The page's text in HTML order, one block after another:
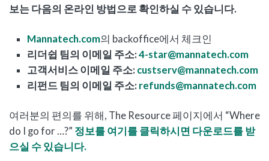
보는 다음의 온라인 방법으로 확인하실 수 있습니다.
Mannatech.com의 backoffice에서 체크인
리더쉽 팀의 이메일 주소: 4-star@mannatech.com
고객서비스 이메일 주소: custserv@mannatech.com
리펀드 팀의 이메일 주소: refunds@mannatech.com
여러분의 편의를 위해, The Resource 페이지에서 “Where
do I go for …?” 정보를 여기를 클릭하시면 다운로드를 받
으실 수 있습니다.